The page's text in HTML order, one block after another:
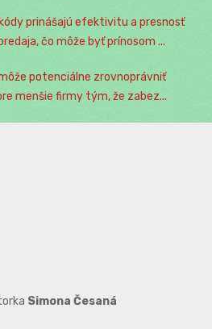
prinášajú efektivitu a presnosť
čo môže byť prínosom ...
potenciálne zrovnoprávniť
menšie firmy tým, že zabez...
Simona Česaná